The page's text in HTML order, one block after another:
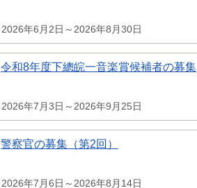
2026年6月2日～2026年8月30日
令和8年度下總皖一音楽賞候補者の募集
2026年7月3日～2026年9月25日
警察官の募集（第2回）
2026年7月6日～2026年8月14日